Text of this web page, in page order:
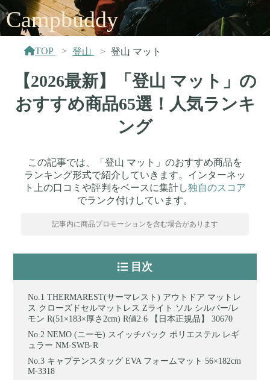
Campbuddy
TOP 登山 登山 マット
【2026最新】「登山 マット」の
おすすめ商品65選！人気ランキ
ング
この記事では、「登山 マット」のおすすめ商品を
ランキング形式で紹介していきます。インターネッ
ト上の口コミや評判をベースに集計し独自のスコア
でランク付けしています。
記事内に商品プロモーションを含む場合があります
目次
THERMAREST(サーマレスト) アウトドア マットレ
ス クローズドセルマットレス Zライト ソル シルバー/レ
モン R(51×183×厚さ2cm) R値2.6 【日本正規品】 30670
NEMO (ニーモ) スイッチバック ポリエステル レギ
ュラー NM-SWB-R
キャプテンスタッグ EVA フォームマット 56×182cm
M-3318